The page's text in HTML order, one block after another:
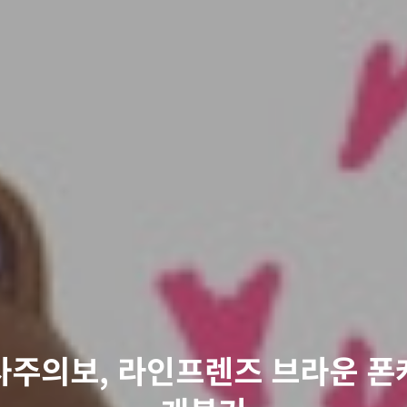
주의보, 라인프렌즈 브라운 폰